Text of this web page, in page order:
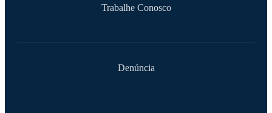
Trabalhe Conosco
Denúncia